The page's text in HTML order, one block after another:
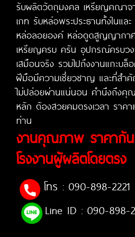
รับผลิตวัตถุมงคล เหรียญคณาจ
เกท รับหล่อพระประธานทั้งในแ
หล่อลอยองค์ หล่อดูดสูญญากา
เหรียญครบ ครัน อุปกรณ์ครบว
เสมือนจริง รวมไปถึงงานแกะบล็
ฝีมือมีความเชี่ยวชาญ และที่สำคั
ไม่ปล่อยผ่านแน่นอน คำนึงถึงคุ
หลัก ต้องสวยคมตรงเวลา ราค
ท่าน
งานคุณภาพ ราคากัน
โรงงานผู้ผลิตโดยตรง
โทร : 090-898-2221
Line ID : 090-898-